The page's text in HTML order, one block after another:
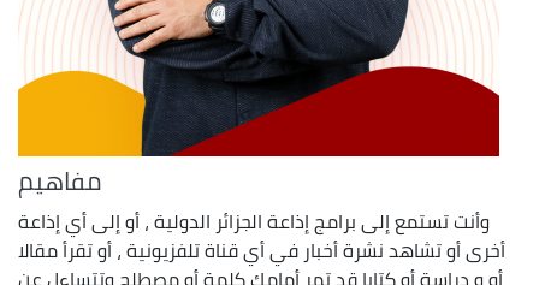
مفاهيم
وأنت تستمع إلى برامج إذاعة الجزائر الدولية ، أو إلى أي إذاعة
أخرى أو تشاهد نشرة أخبار في أي قناة تلفزيونية ، أو تقرأ مقالا